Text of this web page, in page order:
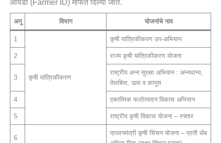
आयडी (Farmer ID) मार्फत दिल्या जाते.
अनू विभाग योजनांचे नाव
1
कृषी यांत्रिकीकरण
कृषी यांत्रिकीकरण उप-अभियान
2 राज्य कृषी यांत्रिकीकरण योजना
3
राष्ट्रीय अन्न सुरक्षा अभियान : अन्नधान्य,
तेलबिया, ऊस व कापूस
4 एकात्मिक फलोत्पादन विकास अभियान
5 राष्ट्रीय कृषी विकास योजना – रफ्तार
6
प्रधानमंत्री कृषी सिंचन योजना – प्रती थेंब